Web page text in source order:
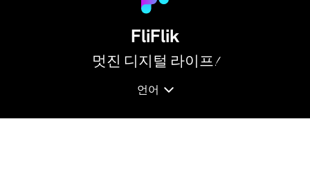
FliFlik
멋진 디지털 라이프!
언어